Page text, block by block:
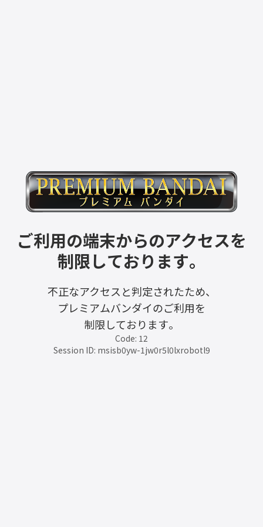
ご利用の端末からのアクセスを
制限しております。
不正なアクセスと判定されたため、
プレミアムバンダイのご利用を
制限しております。
Code: 12
Session ID: msisb0yw-1jw0r5l0lxrobotl9